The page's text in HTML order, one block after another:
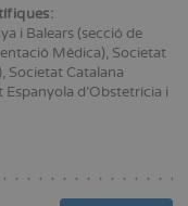
i Balears (secció de
Mèdica), Societat
Societat Catalana
Espanyola d'Obstetrícia i